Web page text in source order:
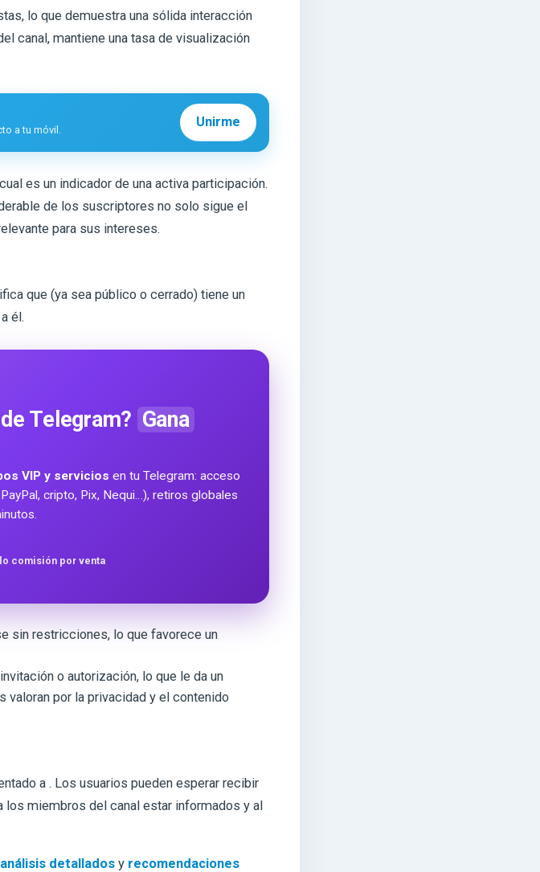
lo que demuestra una sólida interacción
canal, mantiene una tasa de visualización
a tu móvil.
Unirme
es un indicador de una activa participación.
de los suscriptores no solo sigue el
para sus intereses.
que (ya sea público o cerrado) tiene un
él.
Telegram? Gana
VIP y servicios en tu Telegram: acceso
cripto, Pix, Nequi…), retiros globales
comisión por venta
sin restricciones, lo que favorece un
o autorización, lo que le da un
por la privacidad y el contenido
a . Los usuarios pueden esperar recibir
los miembros del canal estar informados y al
análisis detallados y recomendaciones